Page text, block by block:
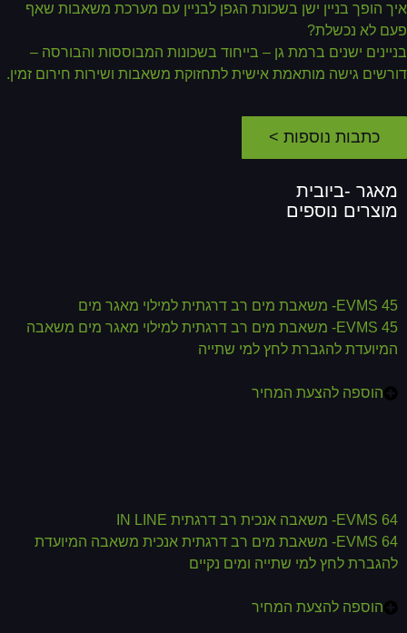
הופך בניין ישן בשכונת הגפן לבניין עם מערכת משאבות שאף
לא נכשלת?
ישנים ברמת גן – בייחוד בשכונות המבוססות והבורסה –
גישה מותאמת אישית לתחזוקת משאבות ושירות חירום זמין.
כתבות נוספות >
מאגר -ביובית
מוצרים נוספים
EVMS 45- משאבת מים רב דרגתית למילוי מאגר מים
EVMS 45- משאבת מים רב דרגתית למילוי מאגר מים משאבה
המיועדת להגברת לחץ למי שתייה
הוספה להצעת המחיר
EVMS 64- משאבה אנכית רב דרגתית IN LINE
EVMS 64- משאבת מים רב דרגתית אנכית משאבה המיועדת
להגברת לחץ למי שתייה ומים נקיים
הוספה להצעת המחיר